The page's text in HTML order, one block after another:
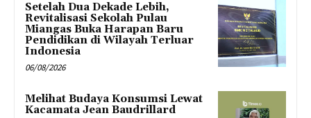
Setelah Dua Dekade Lebih,
Revitalisasi Sekolah Pulau
Miangas Buka Harapan Baru
Pendidikan di Wilayah Terluar
Indonesia
06/08/2026
Melihat Budaya Konsumsi Lewat
Kacamata Jean Baudrillard